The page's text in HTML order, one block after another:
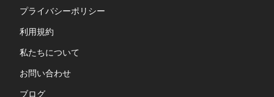
プライバシーポリシー
利用規約
私たちについて
お問い合わせ
ブログ